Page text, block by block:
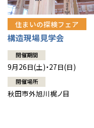
住まいの探検フェア
構造現場見学会
開催期間
9月26日(土)・27日(日)
開催場所
秋田市外旭川梶ノ目